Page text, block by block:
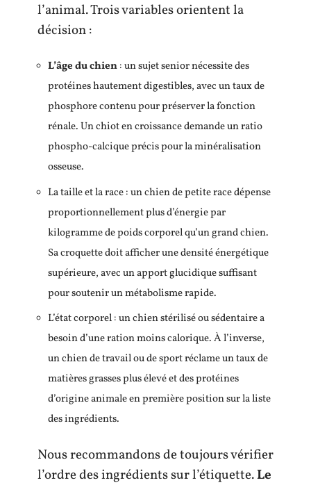
l’animal. Trois variables orientent la
décision :
L’âge du chien: un sujet senior nécessite des
protéines hautement digestibles, avec un taux de
phosphore contenu pour préserver la fonction
rénale. Un chiot en croissance demande un ratio
phospho-calcique précis pour la minéralisation
osseuse.
La taille et la race : un chien de petite race dépense
proportionnellement plus d’énergie par
kilogramme de poids corporel qu’un grand chien.
Sa croquette doit afficher une densité énergétique
supérieure, avec un apport glucidique suffisant
pour soutenir un métabolisme rapide.
L’état corporel : un chien stérilisé ou sédentaire a
besoin d’une ration moins calorique. À l’inverse,
un chien de travail ou de sport réclame un taux de
matières grasses plus élevé et des protéines
d’origine animale en première position sur la liste
des ingrédients.
Nous recommandons de toujours vérifier
l’ordre des ingrédients sur l’étiquette.Le